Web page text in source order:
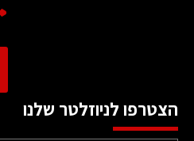
הצטרפו לניוזלטר שלנו